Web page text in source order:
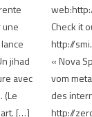
jihad
avec
(Le
[…]
Check it
http://
« Nova
vom
des
http://